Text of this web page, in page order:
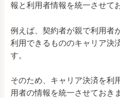
報と利用者情報を統一させて
例えば、契約者が親で利用者
利用できるもののキャリア決
す。
そのため、キャリア決済を利
用者の情報を統一させておき